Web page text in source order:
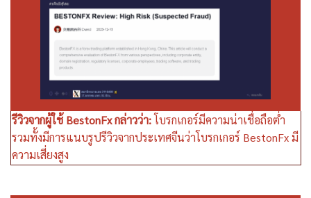
รีวิวจากผู้ใช้ BestonFx กล่าวว่า:โบรกเกอร์มีความน่าเชื่อถือต่ำ
รวมทั้งมีการแนบรูปรีวิวจากประเทศจีนว่าโบรกเกอร์ BestonFx มี
ความเสี่ยงสูง